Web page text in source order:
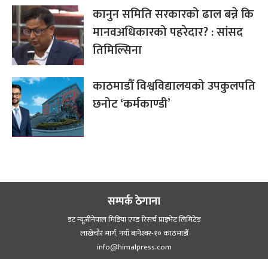
कानुन समिति सरकारको ढाल बन्ने कि
मानवअधिकारको पहरेदार? : सांसद
तिमिल्सिना
काठमाडौँ विश्वविद्यालयको उपकुलपति
छनोट ‘कर्मकाण्डी’
सम्पर्क ठेगाना
डट न्यूजीनेपाल मिडिया एण्ड रिसर्च प्राइभेट लिमिटेड
लाखेचौर मार्ग, नयाँ बानेश्‍वर-१० काठमाडौँ
info@himalpress.com